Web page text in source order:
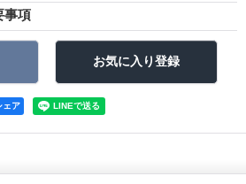
事項
ェア